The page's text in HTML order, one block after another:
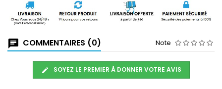
COMMENTAIRES (0) Note
SOYEZ LE PREMIER À DONNER VOTRE AVIS